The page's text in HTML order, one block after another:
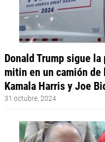
Donald Trump sigue
mitin en un camión de
Kamala Harris y Joe
31 octubre, 2024